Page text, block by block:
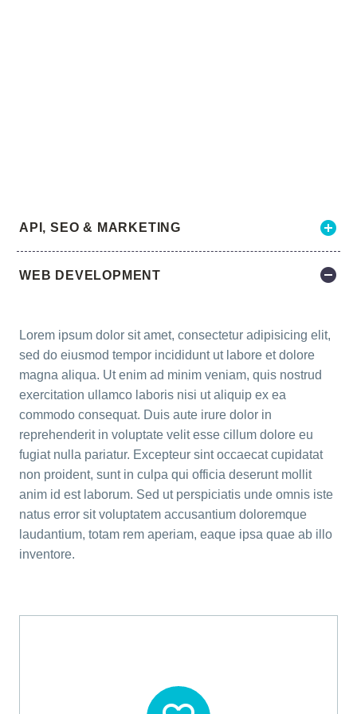
API, SEO & MARKETING
WEB DEVELOPMENT
Lorem ipsum dolor sit amet, consectetur adipisicing elit,
sed do eiusmod tempor incididunt ut labore et dolore
magna aliqua. Ut enim ad minim veniam, quis nostrud
exercitation ullamco laboris nisi ut aliquip ex ea
commodo consequat. Duis aute irure dolor in
reprehenderit in voluptate velit esse cillum dolore eu
fugiat nulla pariatur. Excepteur sint occaecat cupidatat
non proident, sunt in culpa qui officia deserunt mollit
anim id est laborum. Sed ut perspiciatis unde omnis iste
natus error sit voluptatem accusantium doloremque
laudantium, totam rem aperiam, eaque ipsa quae ab illo
inventore.